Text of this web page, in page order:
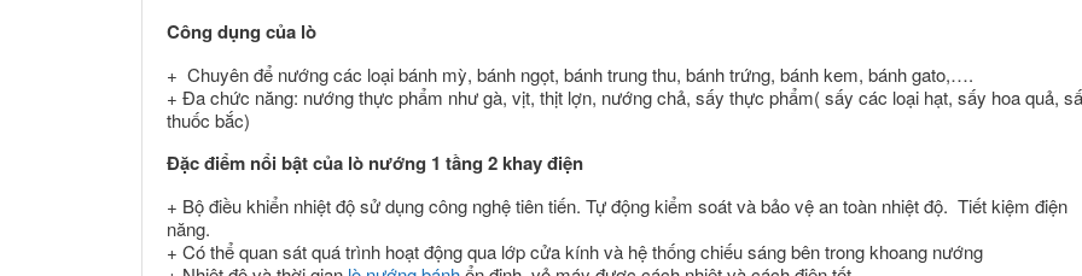
Công dụng của lò
+ Chuyên để nướng các loại bánh mỳ, bánh ngọt, bánh trung thu, bánh trứng, bánh kem, bánh gato,….
+ Đa chức năng: nướng thực phẩm như gà, vịt, thịt lợn, nướng chả, sấy thực phẩm( sấy các loại hạt, sấy hoa quả,
thuốc bắc)
Đặc điểm nổi bật của lò nướng 1 tầng 2 khay điện
+ Bộ điều khiển nhiệt độ sử dụng công nghệ tiên tiến. Tự động kiểm soát và bảo vệ an toàn nhiệt độ. Tiết kiệm điện
năng.
+ Có thể quan sát quá trình hoạt động qua lớp cửa kính và hệ thống chiếu sáng bên trong khoang nướng